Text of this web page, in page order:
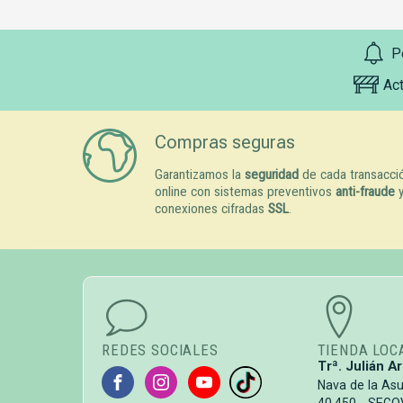
Compras seguras
Garantizamos la seguridad de cada
online con sistemas preventivos anti-fraude y
conexiones cifradas SSL.
REDES SOCIALES TIENDA
Trª. Julián
Nava de la